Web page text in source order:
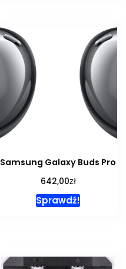
Samsung Galaxy Buds Pro
642,00zł
Sprawdź!